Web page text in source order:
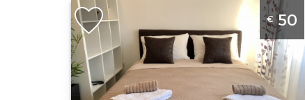
Jednosoban Apartman Modern Studio
Beograd Novi Beograd u blizini
Instituta za majku i dete
Beograd
Lokacija:
Gosti:4
€ 50